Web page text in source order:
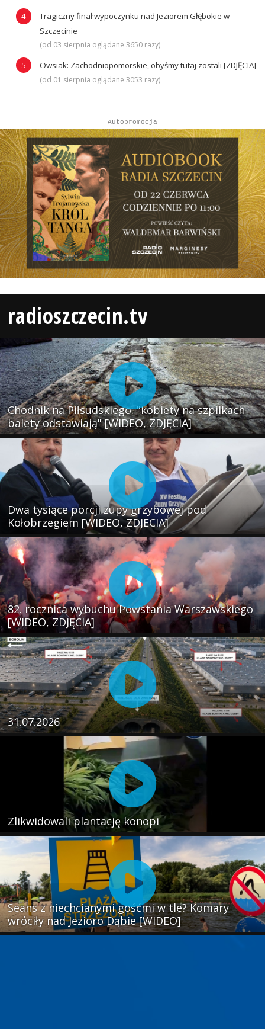
Tragiczny finał wypoczynku nad Jeziorem Głębokie w
Szczecinie
(od 03 sierpnia oglądane 3650 razy)
Owsiak: Zachodniopomorskie, obyśmy tutaj zostali [ZDJĘCIA]
(od 01 sierpnia oglądane 3053 razy)
Autopromocja
radioszczecin.tv
Chodnik na Piłsudskiego: "kobiety na szpilkach
balety odstawiają" [WIDEO, ZDJĘCIA]
Dwa tysiące porcji zupy grzybowej pod
Kołobrzegiem [WIDEO, ZDJECIA]
82. rocznica wybuchu Powstania Warszawskiego
[WIDEO, ZDJĘCIA]
31.07.2026
Zlikwidowali plantację konopi
Seans z niechcianymi gośćmi w tle? Komary
wróciły nad Jezioro Dąbie [WIDEO]